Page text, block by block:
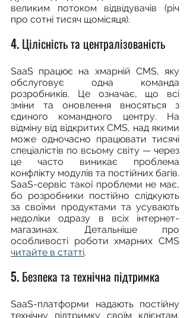
великим потоком відвідувачів (річ
про сотні тисяч щомісяця).
4. Цілісність та централізованість
SaaS працює на хмарній CMS, яку
обслуговує одна команда
розробників. Це означає, що всі
зміни та оновлення вносяться з
єдиного командного центру. На
відміну від відкритих CMS, над якими
може одночасно працювати тисячі
спеціалістів по всьому світу — через
це часто виникає проблема
конфлікту модулів та постійних багів.
SaaS-сервіс такої проблеми не має,
бо розробники постійно слідкують
за своїми продуктами та усувають
недоліки одразу в всіх інтернет-
магазинах. Детальніше про
читайте в статті.
5. Безпека та технічна підтримка
SaaS-платформи надають постійну
технічну підтримку своїм клієнтам.